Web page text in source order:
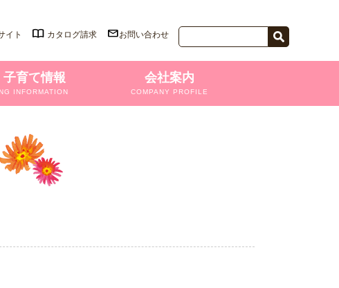
イト カタログ請求 お問い合わせ
子育て情報
INFORMATION
会社案内
COMPANY PROFILE